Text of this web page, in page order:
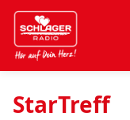
StarTreff